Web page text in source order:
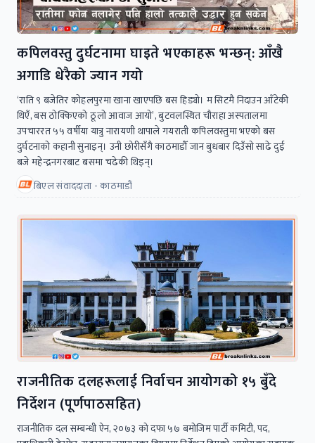
कपिलवस्तु दुर्घटनामा घाइते भएकाहरू भन्छन्: आँखै
अगाडि धेरैको ज्यान गयो
‘राति ९ बजेतिर कोहलपुरमा खाना खाएपछि बस हिड्यो। म सिटमै निदाउन आँटेकी
थिएँ, बस ठोक्किएको ठूलो आवाज आयो’, बुटवलस्थित चौराहा अस्पतालमा
उपचाररत ५५ वर्षीया यात्रु नारायणी थापाले गयराती कपिलवस्तुमा भएको बस
दुर्घटनाको कहानी सुनाइन्। उनी छोरीसँगै काठमाडौँ जान बुधबार दिउँसो साढे दुई
बजे महेन्द्रनगरबाट बसमा चढेकी थिइन्।
बिएल संवाददाता - काठमाडौं
राजनीतिक दलहरूलाई निर्वाचन आयोगको १५ बुँदे
निर्देशन (पूर्णपाठसहित)
राजनीतिक दल सम्बन्धी ऐन, २०७३ को दफा ५७ बमोजिम पार्टी कमिटी, पद,